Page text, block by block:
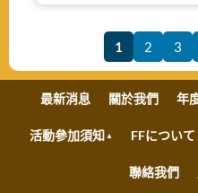
1 2 3
最新消息 關於我們 年
活動參加須知 FFについて
聯絡我們